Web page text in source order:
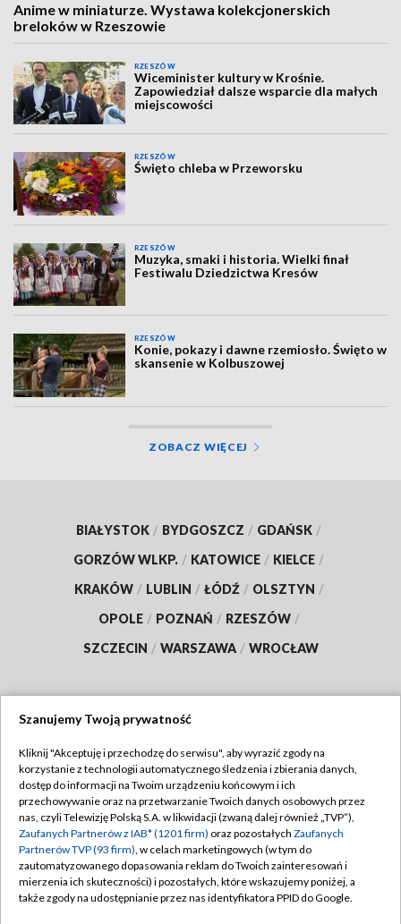
Anime w miniaturze. Wystawa kolekcjonerskich
breloków w Rzeszowie
RZESZÓW
Wiceminister kultury w Krośnie.
Zapowiedział dalsze wsparcie dla małych
miejscowości
RZESZÓW
Święto chleba w Przeworsku
RZESZÓW
Muzyka, smaki i historia. Wielki finał
Festiwalu Dziedzictwa Kresów
RZESZÓW
Konie, pokazy i dawne rzemiosło. Święto w
skansenie w Kolbuszowej
ZOBACZ WIĘCEJ
BIAŁYSTOK / BYDGOSZCZ / GDAŃSK /
GORZÓW WLKP. / KATOWICE / KIELCE /
KRAKÓW / LUBLIN / ŁÓDŹ / OLSZTYN /
OPOLE / POZNAŃ / RZESZÓW /
SZCZECIN / WARSZAWA / WROCŁAW
TVP
Abonament TVP
Emisja w TVP
Centrum informacji TVP
Naziemna Telewizja Cyfrowa
Regulamin TVP
Polityka prywatności
Moje zgody
Pomoc
Szanujemy Twoją prywatność
Kliknij "Akceptuję i przechodzę do serwisu", aby wyrazić zgody na
korzystanie z technologii automatycznego śledzenia i zbierania danych,
dostęp do informacji na Twoim urządzeniu końcowym i ich
przechowywanie oraz na przetwarzanie Twoich danych osobowych przez
nas, czyli Telewizję Polską S.A. w likwidacji (zwaną dalej również „TVP”),
Zaufanych Partnerów z IAB* (1201 firm) oraz pozostałych Zaufanych
Partnerów TVP (93 firm), w celach marketingowych (w tym do
zautomatyzowanego dopasowania reklam do Twoich zainteresowań i
mierzenia ich skuteczności) i pozostałych, które wskazujemy poniżej, a
także zgody na udostępnianie przez nas identyfikatora PPID do Google.